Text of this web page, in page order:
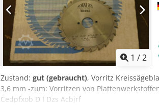
1 /2
Zustand: gut (gebraucht), Vorritz
3,6 mm -zum: Vorritzen von
Cedpfxob D I Dzs Acbjrf